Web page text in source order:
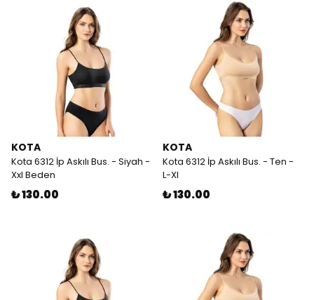
KOTA
Kota 6312 İp Askılı Bus. - Siyah -
Xxl Beden
₺ 130.00
KOTA
Kota 6312 İp Askılı Bus. - Ten -
L-Xl
₺ 130.00